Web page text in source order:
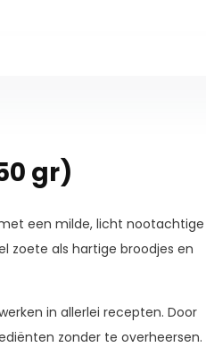
gr)
een milde, licht nootachtige
zoete als hartige broodjes en
in allerlei recepten. Door
zonder te overheersen.